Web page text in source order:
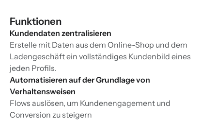
Funktionen
Kundendaten zentralisieren
Erstelle mit Daten aus dem Online-Shop und dem
Ladengeschäft ein vollständiges Kundenbild eines
jeden Profils.
Automatisieren auf der Grundlage von
Verhaltensweisen
Flows auslösen, um Kundenengagement und
Conversion zu steigern